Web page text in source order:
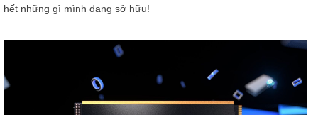
hết những gì mình đang sở hữu!